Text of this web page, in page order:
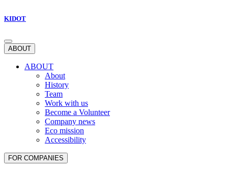
KIDOT
ABOUT
ABOUT
About
History
Team
Work with us
Become a Volunteer
Company news
Eco mission
Accessibility
FOR COMPANIES